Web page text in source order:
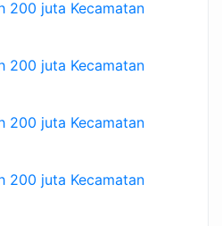
200 juta Kecamatan
200 juta Kecamatan
200 juta Kecamatan
200 juta Kecamatan